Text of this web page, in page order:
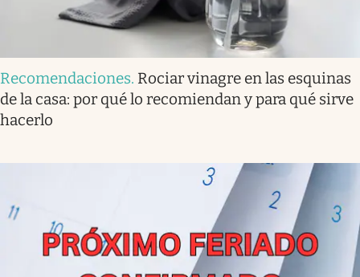
Recomendaciones. Rociar vinagre en las esquinas
de la casa: por qué lo recomiendan y para qué sirve
hacerlo